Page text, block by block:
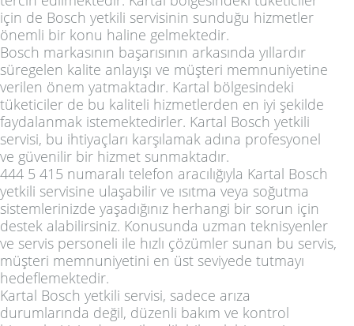
için de Bosch yetkili servisinin sunduğu hizmetler
önemli bir konu haline gelmektedir.
Bosch markasının başarısının arkasında yıllardır
süregelen kalite anlayışı ve müşteri memnuniyetine
verilen önem yatmaktadır. Kartal bölgesindeki
tüketiciler de bu kaliteli hizmetlerden en iyi şekilde
faydalanmak istemektedirler. Kartal Bosch yetkili
servisi, bu ihtiyaçları karşılamak adına profesyonel
ve güvenilir bir hizmet sunmaktadır.
444 5 415 numaralı telefon aracılığıyla Kartal Bosch
yetkili servisine ulaşabilir ve ısıtma veya soğutma
sistemlerinizde yaşadığınız herhangi bir sorun için
destek alabilirsiniz. Konusunda uzman teknisyenler
ve servis personeli ile hızlı çözümler sunan bu servis,
müşteri memnuniyetini en üst seviyede tutmayı
hedeflemektedir.
Kartal Bosch yetkili servisi, sadece arıza
durumlarında değil, düzenli bakım ve kontrol